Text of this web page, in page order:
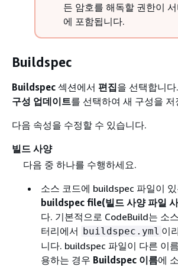
든 암호를 해독할 권한이
에 포함됩니다.
Buildspec
Buildspec 섹션에서 편집을 선택합니
구성 업데이트를 선택하여 새 구성을 저
다음 속성을 수정할 수 있습니다.
빌드 사양
다음 중 하나를 수행하세요.
소스 코드에 buildspec 파일이
buildspec file(빌드 사양 파일
다. 기본적으로 CodeBuild는 소
터리에서 buildspec.yml 이
니다. buildspec 파일이 다른 이
용하는 경우 Buildspec 이름에